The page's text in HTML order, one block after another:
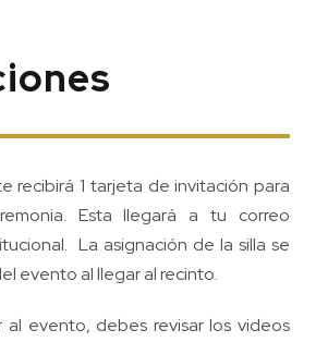
recibirá 1 tarjeta de invitación para
Esta llegará a tu correo
La asignación de la silla se
evento al llegar al recinto.
al evento, debes revisar los videos